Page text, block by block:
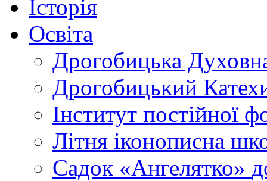
Історія
Освіта
Дрогобицька
Дрогобицький
Інститут постійної
Літня іконописна
Садок «Ангелятко»